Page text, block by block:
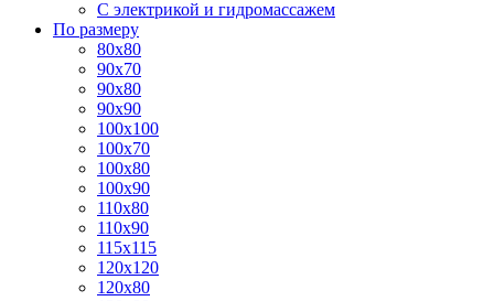
С электрикой и гидромассажем
По размеру
80x80
90x70
90x80
90x90
100x100
100x70
100x80
100x90
110x80
110x90
115x115
120x120
120x80